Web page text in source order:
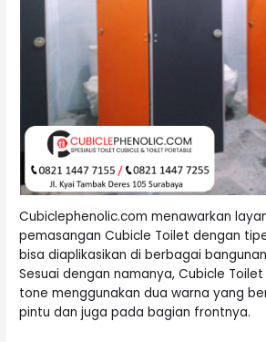
Cubiclephenolic.com menawarkan
pemasangan Cubicle Toilet dengan
bisa diaplikasikan di berbagai
Sesuai dengan namanya, Cubicle
tone menggunakan dua warna yang
pintu dan juga pada bagian frontnya.